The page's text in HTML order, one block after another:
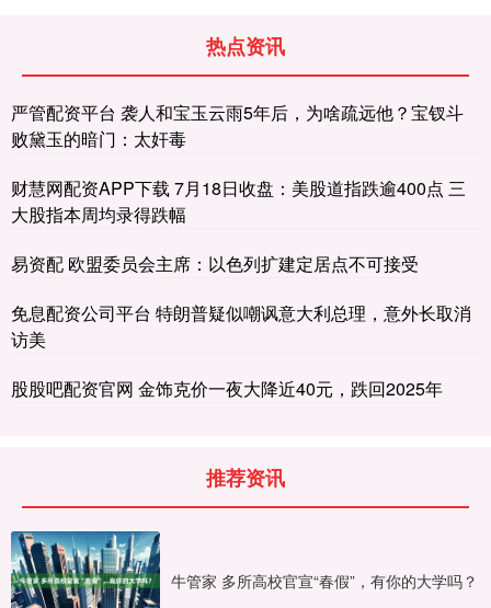
热点资讯
严管配资平台 袭人和宝玉云雨5年后，为啥疏远他？宝钗斗
败黛玉的暗门：太奸毒
财慧网配资APP下载 7月18日收盘：美股道指跌逾400点 三
大股指本周均录得跌幅
易资配 欧盟委员会主席：以色列扩建定居点不可接受
免息配资公司平台 特朗普疑似嘲讽意大利总理，意外长取消
访美
股股吧配资官网 金饰克价一夜大降近40元，跌回2025年
推荐资讯
牛管家 多所高校官宣“春假”，有你的大学吗？